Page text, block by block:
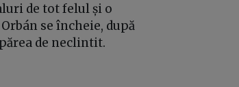
de tot felul și o
se încheie, după
de neclintit.